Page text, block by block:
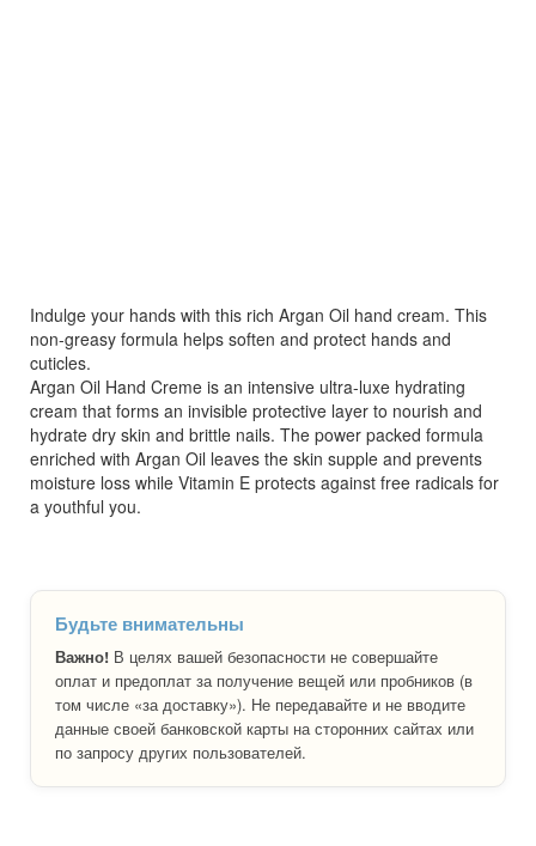
Indulge your hands with this rich Argan Oil hand cream. This
non-greasy formula helps soften and protect hands and
cuticles.
Argan Oil Hand Creme is an intensive ultra-luxe hydrating
cream that forms an invisible protective layer to nourish and
hydrate dry skin and brittle nails. The power packed formula
enriched with Argan Oil leaves the skin supple and prevents
moisture loss while Vitamin E protects against free radicals for
a youthful you.
Будьте внимательны
Важно! В целях вашей безопасности не совершайте
оплат и предоплат за получение вещей или пробников (в
том числе «за доставку»). Не передавайте и не вводите
данные своей банковской карты на сторонних сайтах или
по запросу других пользователей.